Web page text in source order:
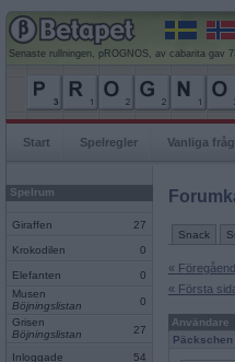
Senaste rullningen, pROGNOS, av cabarita gav
Start Spelregler Vanliga
Spelrum
Giraffen 27
Krokodilen 0
Elefanten
0
Musen
Böjningslistan
0
Grisen
Böjningslistan
27
Inloggade 54
Snack
«
« Första
Användare
Päckschen